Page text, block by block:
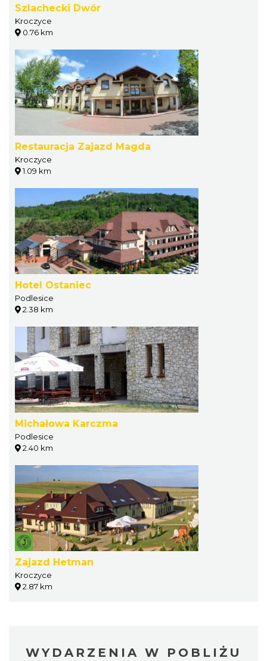
Szlachecki Dwór
Kroczyce
0.76 km
Restauracja Zajazd Magda
Kroczyce
1.09 km
Hotel Ostaniec
Podlesice
2.38 km
Michałowa Karczma
Podlesice
2.40 km
Zajazd Hetman
Kroczyce
2.87 km
WYDARZENIA W POBLIŻU